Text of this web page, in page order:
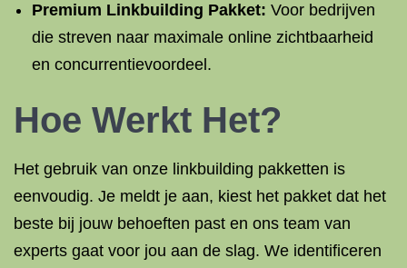
Premium Linkbuilding Pakket: Voor bedrijven
die streven naar maximale online zichtbaarheid
en concurrentievoordeel.
Hoe Werkt Het?
Het gebruik van onze linkbuilding pakketten is
eenvoudig. Je meldt je aan, kiest het pakket dat het
beste bij jouw behoeften past en ons team van
experts gaat voor jou aan de slag. We identificeren